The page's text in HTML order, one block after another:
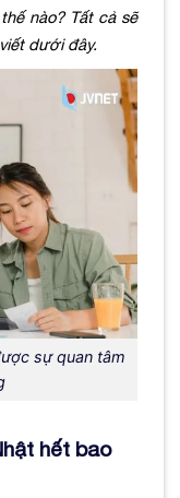
nào? Tất cả sẽ
dưới đây.
sự quan tâm
hết bao